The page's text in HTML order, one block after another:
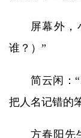
屏幕外，
谁？）”
简云闲：
把人名记错的
方春阳先